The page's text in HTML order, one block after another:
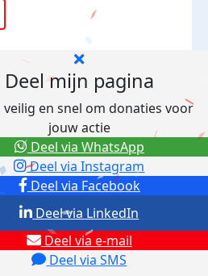
Deel mijn pagina
veilig en snel om donaties voor
jouw actie
Deel via Facebook
Deel via Instagram
Deel via e-mail
Deel via SMS
Deel via LinkedIn
Deel via WhatsApp